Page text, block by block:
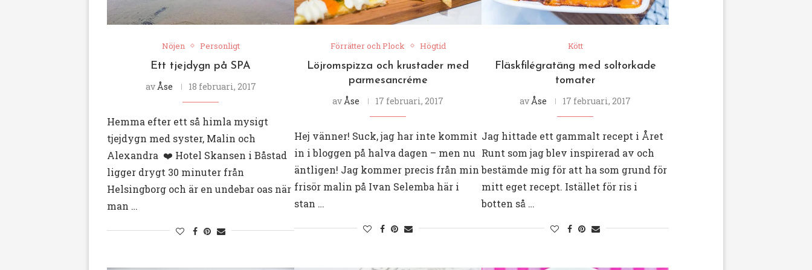
Nöjen Personligt
Ett tjejdygn på SPA
avÅse 18 februari, 2017
Hemma efter ett så himla mysigt
tjejdygn med syster, Malin och
Alexandra ❤️ Hotel Skansen i Båstad
ligger drygt 30 minuter från
Helsingborg och är en undebar oas när
man …
Förrätter och Plock Högtid
Löjromspizza och krustader med
parmesancréme
avÅse 17 februari, 2017
Hej vänner! Suck, jag har inte kommit
in i bloggen på halva dagen – men nu
äntligen! Jag kommer precis från min
frisör malin på Ivan Selemba här i
stan …
Kött
Fläskfilégratäng med soltorkade
tomater
avÅse 17 februari, 2017
Jag hittade ett gammalt recept i Året
Runt som jag blev inspirerad av och
bestämde mig för att ha som grund för
mitt eget recept. Istället för ris i
botten så …